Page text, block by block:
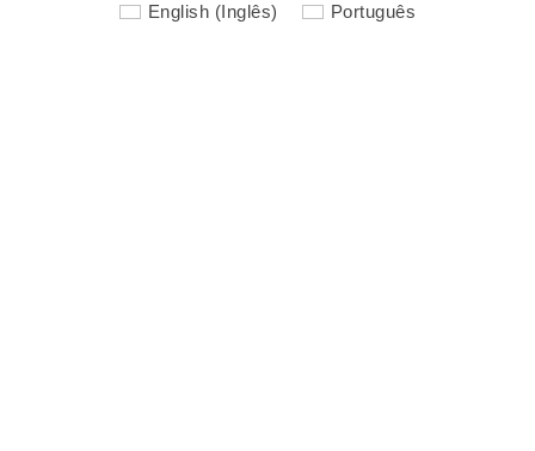
English (Inglês) Português